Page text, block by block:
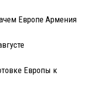
Европе Армения
Европы к